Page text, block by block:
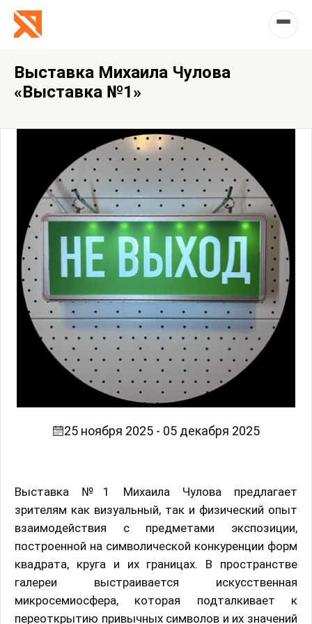
Выставка Михаила Чулова
«Выставка №1»
25 ноября 2025 - 05 декабря 2025
Выставка №1 Михаила Чулова предлагает
зрителям как визуальный, так и физический опыт
взаимодействия с предметами экспозиции,
построенной на символической конкуренции форм
квадрата, круга и их границах. В пространстве
галереи выстраивается искусственная
микросемиосфера, которая подталкивает к
переоткрытию привычных символов и их значений